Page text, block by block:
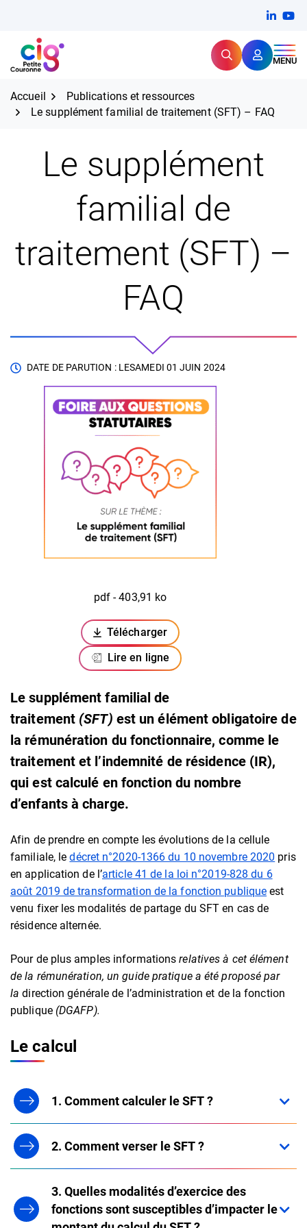
contenu
CIG Petite Couronne RechercherMENU
Expertise et proximité pour
Accueil
Publications et ressources
Le supplément familial de traitement (SFT) – FAQ
Le supplément
familial de
traitement (SFT) –
FAQ
DATE DE PARUTION : LESAMEDI 01 JUIN 2024
pdf - 403,91 ko
Télécharger
(ouverture dans un nouvel onglet)
Lire en ligne
Le supplément familial de
traitement (SFT) est un élément obligatoire de
la rémunération du fonctionnaire, comme le
traitement et l’indemnité de résidence (IR),
qui est calculé en fonction du nombre
d’enfants à charge.
Afin de prendre en compte les évolutions de la cellule
familiale, ledécret n°2020-1366 du 10 novembre 2020 pris
en application de l’article 41 de la loi n°2019-828 du 6
août 2019 de transformation de la fonction publique est
venu fixer les modalités de partage du SFT en cas de
résidence alternée.
Pour de plus amples informations relatives à cet élément
de la rémunération, un guide pratique a été proposé par
la direction générale de l’administration et de la fonction
publique (DGAFP).
Le calcul
1. Comment calculer le SFT ?
2. Comment verser le SFT ?
3. Quelles modalités d’exercice des
fonctions sont susceptibles d’impacter le